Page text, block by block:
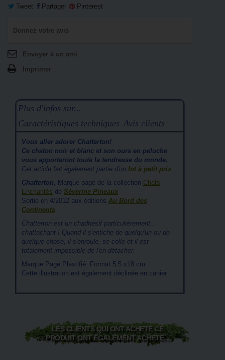
Tweet Partager Pinterest
Donnez votre avis
Envoyer à un ami
Imprimer
Plus d'infos sur...
Caractéristiques techniques Avis clients
Vous aller adorer Chatterton!
Ce chaton noir et blanc et son ours en peluche
vous apporteront toute la tendresse du monde.
Cet article fait également partie d'un lot à petit prix.
Chatterton, Marque page de la collection Chats
Enchantés de Séverine Pineaux
Sortie en 4/2012 aux éditions Au Bord des
Continents
Chatterton est un chadhésif particulièrement...
chattachant ! Quand il s'entiche de quelqu'un ou de
quelque chose, il s'enroule, se colle et il est
totalement impossible de l'en détacher.
Marque Page Plastifié. Format 5,5 x18 cm.
Cette illustration est également déclinée en cahier.
LES CLIENTS QUI ONT ACHETÉ CE
PRODUIT ONT ÉGALEMENT ACHETÉ...